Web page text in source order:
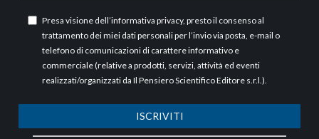
Presa visione dell’informativa privacy, presto il consenso al
trattamento dei miei dati personali per l’invio via posta, e-mail o
telefono di comunicazioni di carattere informativo e
commerciale (relative a prodotti, servizi, attività ed eventi
realizzati/organizzati da Il Pensiero Scientifico Editore s.r.l.).
ISCRIVITI